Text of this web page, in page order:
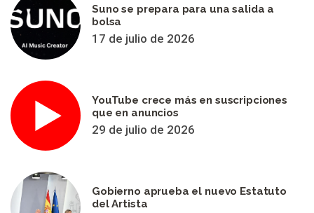
Suno se prepara para una salida a
bolsa
17 de julio de 2026
YouTube crece más en suscripciones
que en anuncios
29 de julio de 2026
Gobierno aprueba el nuevo Estatuto
del Artista